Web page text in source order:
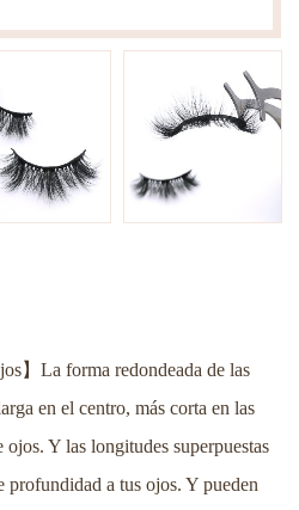
】 La forma redondeada de las
en el centro, más corta en las
ojos. Y las longitudes superpuestas
profundidad a tus ojos. Y pueden